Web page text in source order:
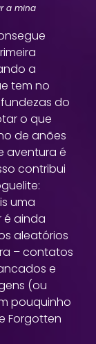
a mina
a
tem no
do
o que
de anões
aventura é
contribui
uma
é ainda
aleatórios
– contatos
e
(ou
pouquinho
Forgotten